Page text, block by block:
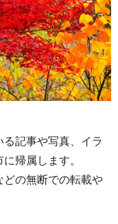
記事や写真、イラ
帰属します。
の無断での転載や